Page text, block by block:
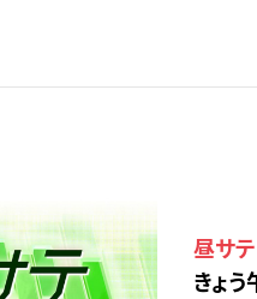
昼サテ
きょ